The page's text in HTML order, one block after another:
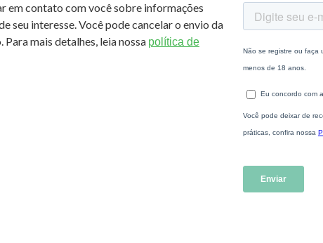
em contato com você sobre informações
seu interesse. Você pode cancelar o envio da
mais detalhes, leia nossa política de